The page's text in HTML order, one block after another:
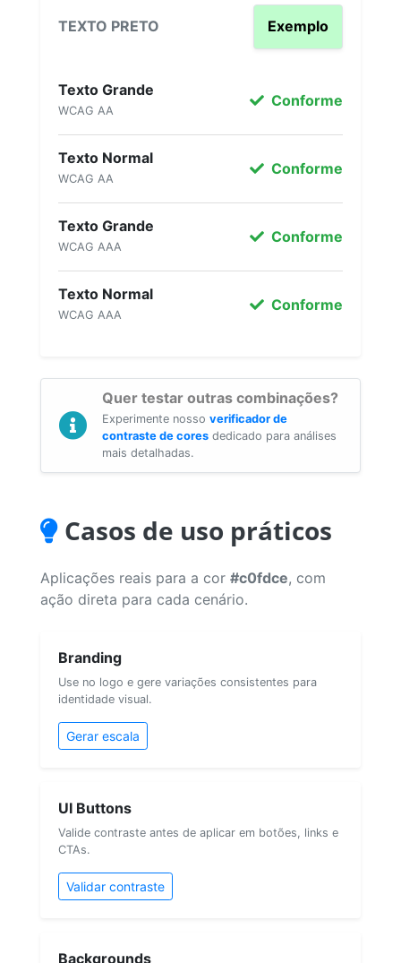
TEXTO PRETO Exemplo
Texto Grande
WCAG AA
Conforme
Texto Normal
WCAG AA
Conforme
Texto Grande
WCAG AAA
Conforme
Texto Normal
WCAG AAA
Conforme
Quer testar outras combinações?
Experimente nosso verificador de
contraste de cores dedicado para análises
mais detalhadas.
Casos de uso práticos
Aplicações reais para a cor #c0fdce, com
ação direta para cada cenário.
Branding
Use no logo e gere variações consistentes para
identidade visual.
Gerar escala
UI Buttons
Valide contraste antes de aplicar em botões, links e
CTAs.
Validar contraste
Backgrounds